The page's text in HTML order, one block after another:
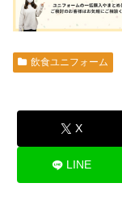
飲食ユニフォーム
X
LINE